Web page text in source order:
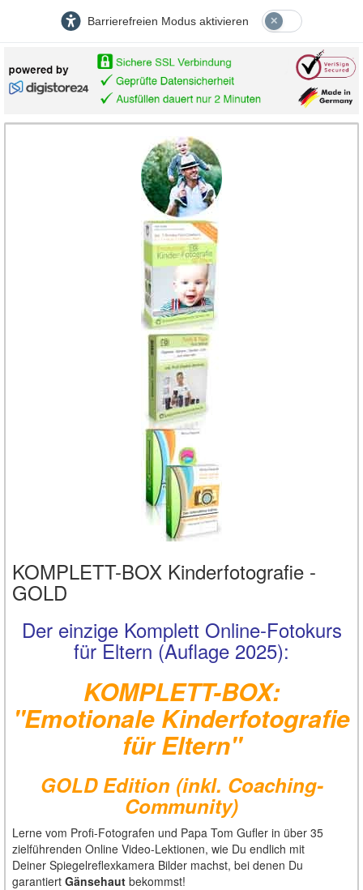
Barrierefreien Modus aktivieren
KOMPLETT-BOX Kinderfotografie -
GOLD
Der einzige Komplett Online-Fotokurs
für Eltern (Auflage 2025):
KOMPLETT-BOX:
"Emotionale Kinderfotografie
für Eltern"
GOLD Edition (inkl. Coaching-
Community)
Lerne vom Profi-Fotografen und Papa Tom Gufler in über 35
zielführenden Online Video-Lektionen, wie Du endlich mit
Deiner Spiegelreflexkamera Bilder machst, bei denen Du
garantiert Gänsehaut bekommst!